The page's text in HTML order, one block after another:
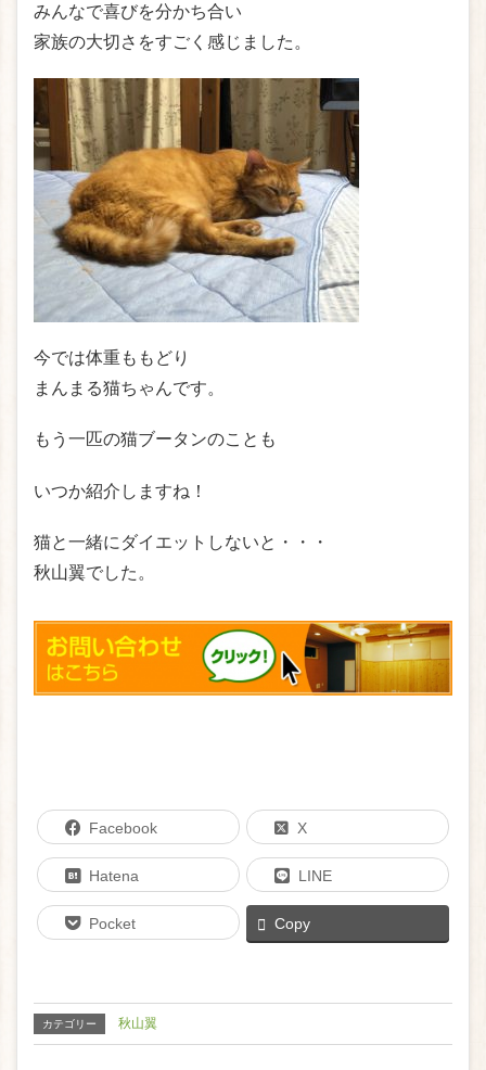
みんなで喜びを分かち合い
家族の大切さをすごく感じました。
今では体重ももどり
まんまる猫ちゃんです。
もう一匹の猫ブータンのことも
いつか紹介しますね！
猫と一緒にダイエットしないと・・・
秋山翼でした。
Facebook X
Hatena LINE
Pocket Copy
カテゴリー 秋山翼